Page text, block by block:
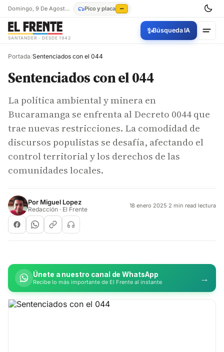
Domingo, 9 De Agosto De 2026 Pico y placa —
SANTANDER · DESDE 1942
✨Búsqueda IA
Portada/Sentenciados con el 044
Sentenciados con el 044
La política ambiental y minera en
Bucaramanga se enfrenta al Decreto 0044 que
trae nuevas restricciones. La comodidad de
discursos populistas se desafía, afectando el
control territorial y los derechos de las
comunidades locales.
Por Miguel Lopez
Redacción · El Frente 18 enero 2025·2 min read lectura
Únete a nuestro canal de WhatsApp
Recibe lo más importante de El Frente al instante →